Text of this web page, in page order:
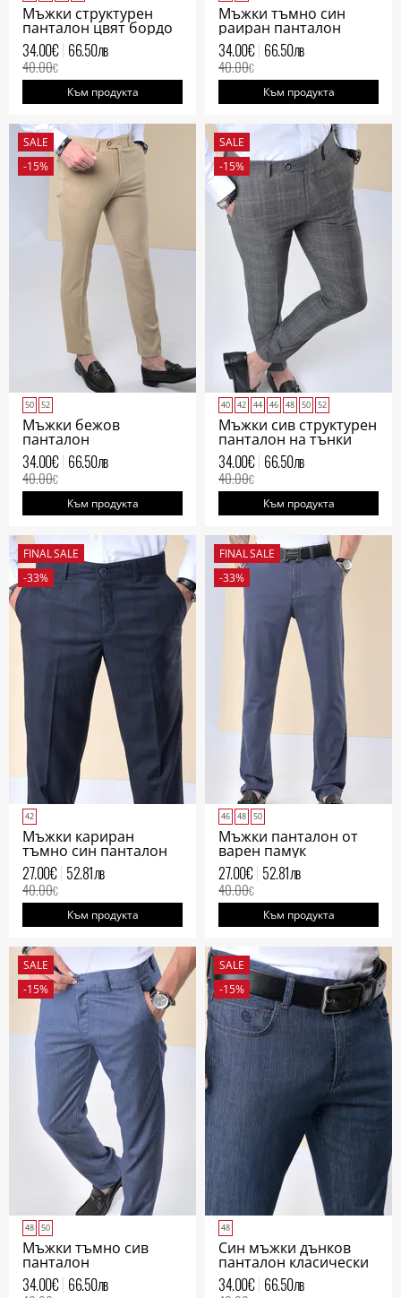
Мъжки структурен
панталон цвят бордо
34.00€ 66.50лв
40.00€
Към продукта
Мъжки тъмно син
раиран панталон
34.00€ 66.50лв
40.00€
Към продукта
SALE
-15%
50 52
Мъжки бежов
панталон
34.00€ 66.50лв
40.00€
Към продукта
SALE
-15%
40 42 44 46 48 50 52
Мъжки сив структурен
панталон на тънки
сини линии
34.00€ 66.50лв
40.00€
Към продукта
FINAL SALE
-33%
42
Мъжки кариран
тъмно син панталон
27.00€ 52.81лв
40.00€
Към продукта
FINAL SALE
-33%
46 48 50
Мъжки панталон от
варен памук
27.00€ 52.81лв
40.00€
Към продукта
SALE
-15%
48 50
Мъжки тъмно сив
панталон
34.00€ 66.50лв
SALE
-15%
48
Син мъжки дънков
панталон класически
джоб
34.00€ 66.50лв